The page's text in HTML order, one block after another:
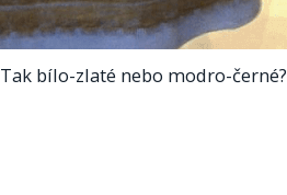
Tak bílo-zlaté nebo modro-černé?